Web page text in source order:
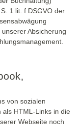
1 lit. f DSGVO der
Absicherung
von sozialen
als HTML-Links in die
Webseite noch